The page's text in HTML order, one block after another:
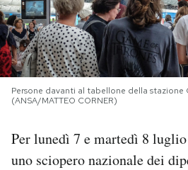
NEWSLETTER
I MIEI PREFERITI
CALENDARIO
Persone davanti al tabellone della stazione
(ANSA/MATTEO CORNER)
Per lunedì 7 e martedì 8
uno sciopero nazionale dei